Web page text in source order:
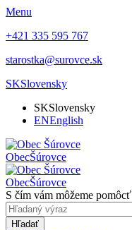
Menu
+421 335 595 767
starostka@surovce.sk
SKSlovensky
SKSlovensky
ENEnglish
ObecŠúrovce
ObecŠúrovce
S čím vám môžeme pomôcť
Hľadať